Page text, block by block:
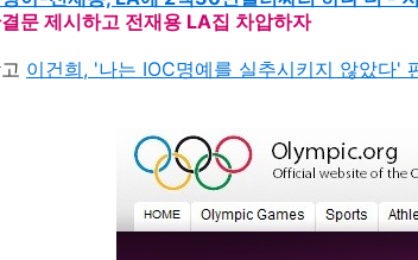
문 제시하고 전재용 LA집 차압하자
이건희, '나는 IOC명예를 실추시키지 않았다'